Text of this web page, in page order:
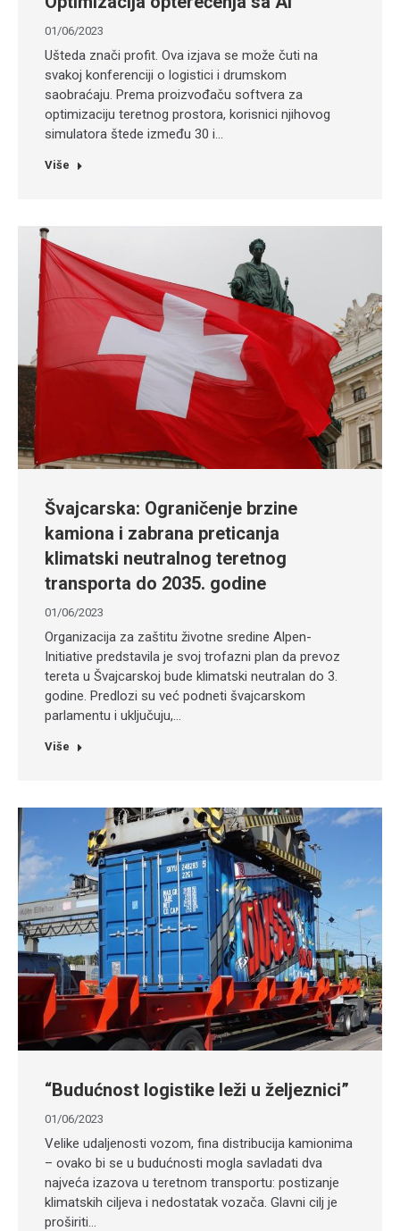
01/06/2023
Ušteda znači profit. Ova izjava se može čuti na
svakoj konferenciji o logistici i drumskom
saobraćaju. Prema proizvođaču softvera za
optimizaciju teretnog prostora, korisnici njihovog
simulatora štede između 30 i…
Više
Švajcarska: Ograničenje brzine
kamiona i zabrana preticanja
klimatski neutralnog teretnog
transporta do 2035. godine
01/06/2023
Organizacija za zaštitu životne sredine Alpen-
Initiative predstavila je svoj trofazni plan da prevoz
tereta u Švajcarskoj bude klimatski neutralan do 3.
godine. Predlozi su već podneti švajcarskom
parlamentu i uključuju,…
Više
“Budućnost logistike leži u željeznici”
01/06/2023
Velike udaljenosti vozom, fina distribucija kamionima
– ovako bi se u budućnosti mogla savladati dva
najveća izazova u teretnom transportu: postizanje
klimatskih ciljeva i nedostatak vozača. Glavni cilj je
proširiti…